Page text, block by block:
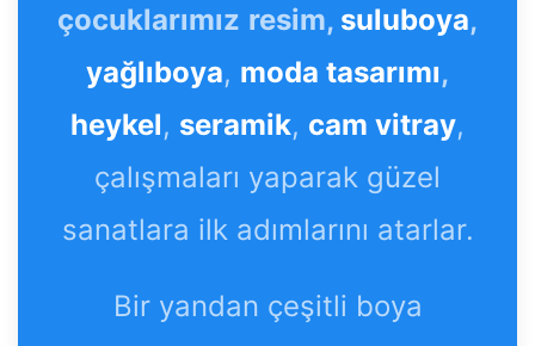
çocuklarımız resim, suluboya,
yağlıboya, moda tasarımı,
heykel, seramik, cam vitray,
çalışmaları yaparak güzel
sanatlara ilk adımlarını atarlar.
Bir yandan çeşitli boya